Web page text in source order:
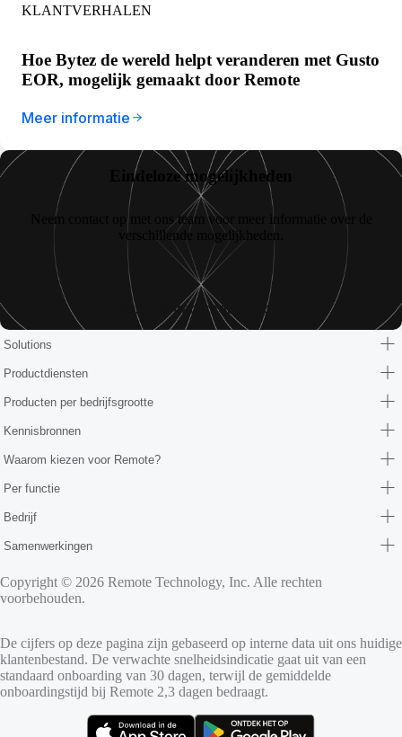
KLANTVERHALEN
Hoe Bytez de wereld helpt veranderen met Gusto
EOR, mogelijk gemaakt door Remote
Meer informatie
Eindeloze mogelijkheden
Neem contact op met ons team voor meer informatie over de
verschillende mogelijkheden.
Neem contact met ons op
Solutions
Productdiensten
Producten per bedrijfsgrootte
Kennisbronnen
Waarom kiezen voor Remote?
Per functie
Bedrijf
Samenwerkingen
Copyright © 2026 Remote Technology, Inc. Alle rechten
voorbehouden.
De cijfers op deze pagina zijn gebaseerd op interne data uit ons huidige
klantenbestand. De verwachte snelheidsindicatie gaat uit van een
standaard onboarding van 30 dagen, terwijl de gemiddelde
onboardingstijd bij Remote 2,3 dagen bedraagt.